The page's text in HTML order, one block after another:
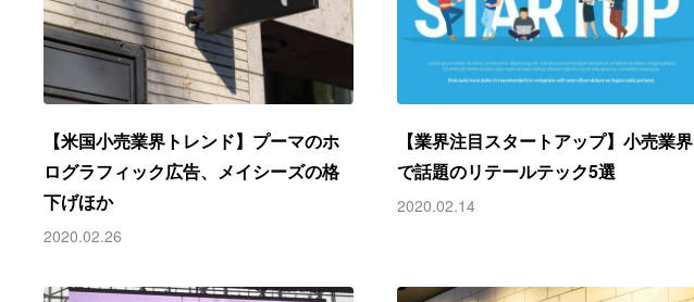
【米国小売業界トレンド】プーマのホ
ログラフィック広告、メイシーズの格
下げほか
2020.02.26
【業界注目スタートアップ】小売業界
で話題のリテールテック5選
2020.02.14